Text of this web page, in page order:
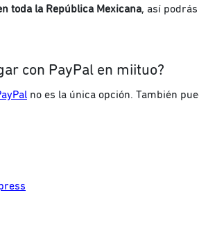
toda la República Mexicana, así
con PayPal en miituo?
no es la única opción. También